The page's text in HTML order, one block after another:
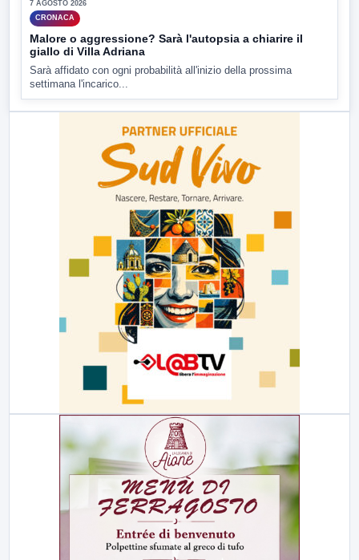
7 AGOSTO 2026
CRONACA
Malore o aggressione? Sarà l'autopsia a chiarire il
giallo di Villa Adriana
Sarà affidato con ogni probabilità all'inizio della prossima
settimana l'incarico...